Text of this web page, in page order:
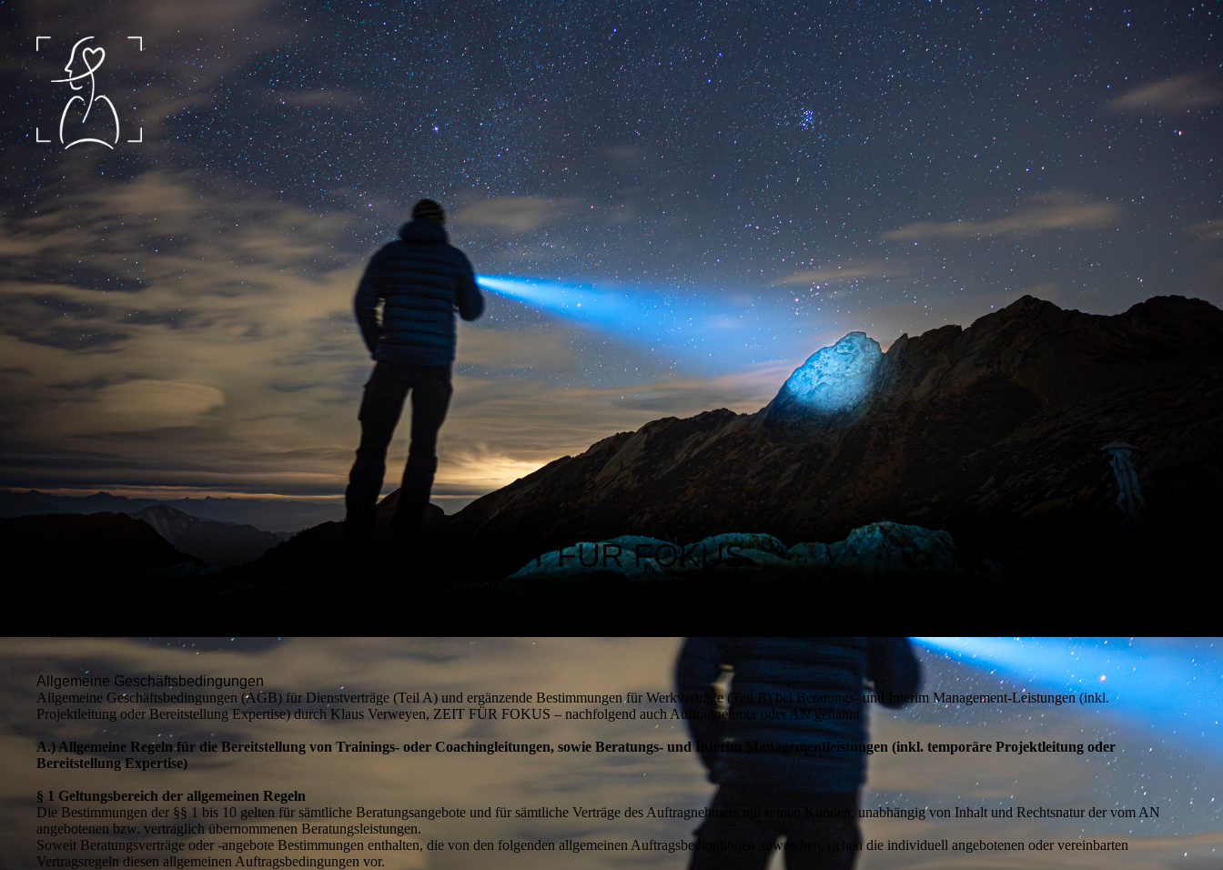
ZEIT FÜR FOKUS
Allgemeine Geschäftsbedingungen
Allgemeine Geschäftsbedingungen (AGB) für Dienstverträge (Teil A) und ergänzende Bestimmungen für Werkverträge (Teil B) bei Beratungs- und Interim Management-Leistungen (inkl.
Projektleitung oder Bereitstellung Expertise) durch Klaus Verweyen, ZEIT FÜR FOKUS – nachfolgend auch Auftragnehmer oder AN genannt
A.) Allgemeine Regeln für die Bereitstellung von Trainings- oder Coachingleitungen, sowie Beratungs- und Interim Managementleistungen (inkl. temporäre Projektleitung oder
Bereitstellung Expertise)
§ 1 Geltungsbereich der allgemeinen Regeln
Die Bestimmungen der §§ 1 bis 10 gelten für sämtliche Beratungsangebote und für sämtliche Verträge des Auftragnehmers mit seinen Kunden, unabhängig von Inhalt und Rechtsnatur der vom AN
angebotenen bzw. vertraglich übernommenen Beratungsleistungen.
Soweit Beratungsverträge oder -angebote Bestimmungen enthalten, die von den folgenden allgemeinen Auftragsbedingungen abweichen, gehen die individuell angebotenen oder vereinbarten
Vertragsregeln diesen allgemeinen Auftragsbedingungen vor.